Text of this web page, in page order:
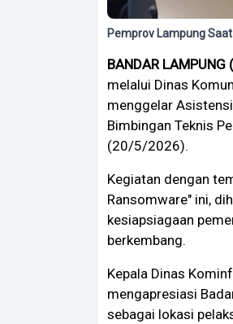
Pemprov Lampung
BANDAR
melalui Dinas
menggelar
Bimbingan Teknis
(20/5/2026).
Kegiatan dengan
Ransomware" ini,
kesiapsiagaan
berkembang.
Kepala Dinas
mengapresiasi
sebagai lokasi